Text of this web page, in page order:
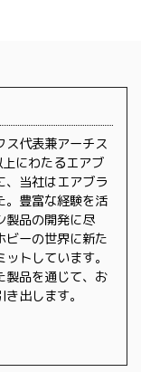
ス代表兼アーチス
にわたるエアブ
、当社はエアブラ
。豊富な経験を活
製品の開発に尽
ビーの世界に新た
トしています。
製品を通じて、お
出します。